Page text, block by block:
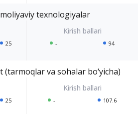
texnologiyalar
25 - 94
(tarmoqlar va sohalar bo‘yicha)
25 - 107.6